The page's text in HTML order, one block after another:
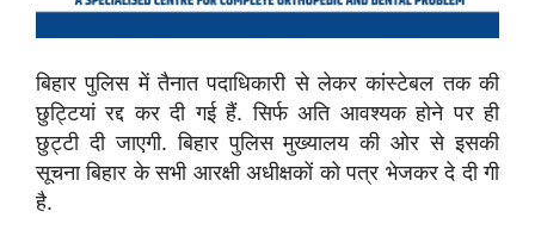
बिहार पुलिस में तैनात पदाधिकारी से लेकर कांस्टेबल तक की
छुट्टियां रद्द कर दी गई हैं. सिर्फ अति आवश्यक होने पर ही
छुट्टी दी जाएगी. बिहार पुलिस मुख्यालय की ओर से इसकी
सूचना बिहार के सभी आरक्षी अधीक्षकों को पत्र भेजकर दे दी गी
है.